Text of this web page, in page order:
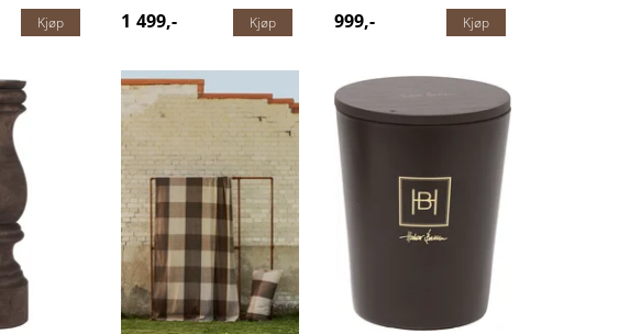
Kjøp 1 499,- Kjøp 999,- Kjøp